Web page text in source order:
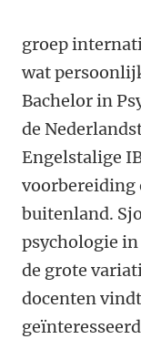
groep
wat
Bachelor in
de
Engelstalige
voorbereiding
buitenland.
psychologie
de grote
docenten